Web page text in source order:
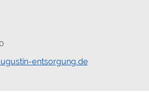
entsorgung.de